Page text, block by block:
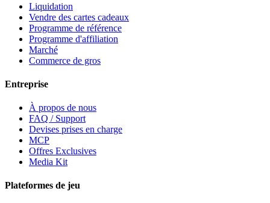
Liquidation
Vendre des cartes cadeaux
Programme de référence
Programme d'affiliation
Marché
Commerce de gros
Entreprise
À propos de nous
FAQ / Support
Devises prises en charge
MCP
Offres Exclusives
Media Kit
Plateformes de jeu